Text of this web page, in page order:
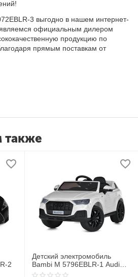
3 выгодно в нашем интернет-
официальным дилером
продукцию по
прямым поставкам от
также
2
Детский электромобиль
Bambi M 5796EBLR-1 Audi
Q7